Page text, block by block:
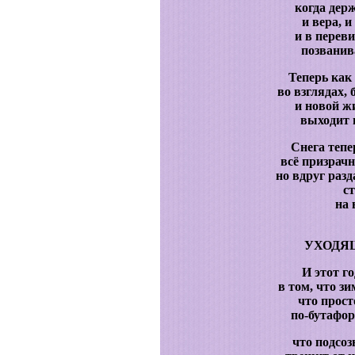
когда
и вера,
и в
Теперь
во взглядах,
и новой
выходит
Снега
всё
но вдруг
на
И этот
в том, что
что
по-
что